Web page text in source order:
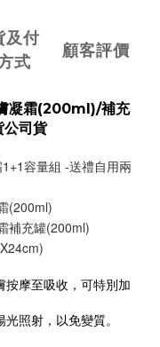
及付
式
顧客評價
凝霜(200ml)/補充
公司貨
容量組 -送禮自用兩
(200ml)
補充罐(200ml)
摩至吸收，可特別加
照射，以免變質。